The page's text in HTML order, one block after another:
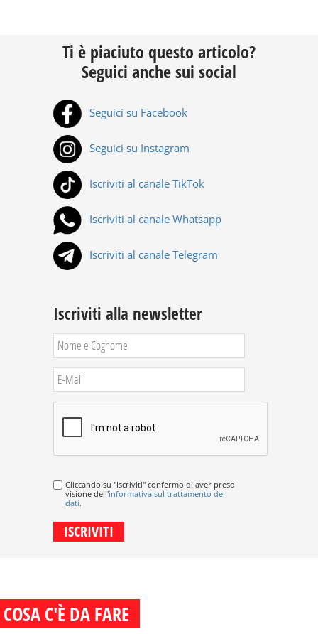
Ti è piaciuto questo articolo?
Seguici anche sui social
Seguici su Facebook
Seguici su Instagram
Iscriviti al canale TikTok
Iscriviti al canale Whatsapp
Iscriviti al canale Telegram
Iscriviti alla newsletter
Cliccando su "Iscriviti" confermo di aver preso
visione dell'informativa sul trattamento dei
dati.
COSA C'È DA FARE